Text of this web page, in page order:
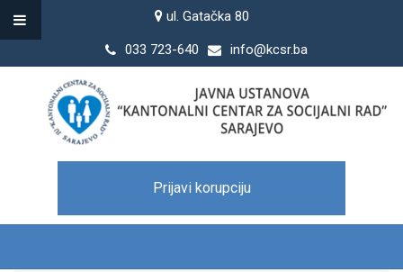
ul. Gatačka 80
033 723-640 info@kcsr.ba
Prijavi korupciju